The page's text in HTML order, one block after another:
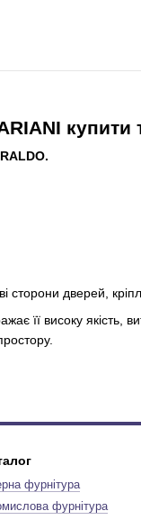
купити
сторони дверей,
її високу
фурнітура
фурнітура